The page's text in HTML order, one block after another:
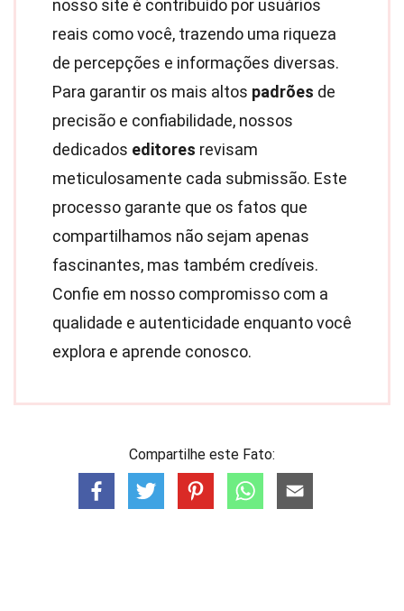
nosso site é contribuído por usuários
reais como você, trazendo uma riqueza
de percepções e informações diversas.
Para garantir os mais altos padrões de
precisão e confiabilidade, nossos
dedicados editores revisam
meticulosamente cada submissão. Este
processo garante que os fatos que
compartilhamos não sejam apenas
fascinantes, mas também credíveis.
Confie em nosso compromisso com a
qualidade e autenticidade enquanto você
explora e aprende conosco.
Compartilhe este Fato: